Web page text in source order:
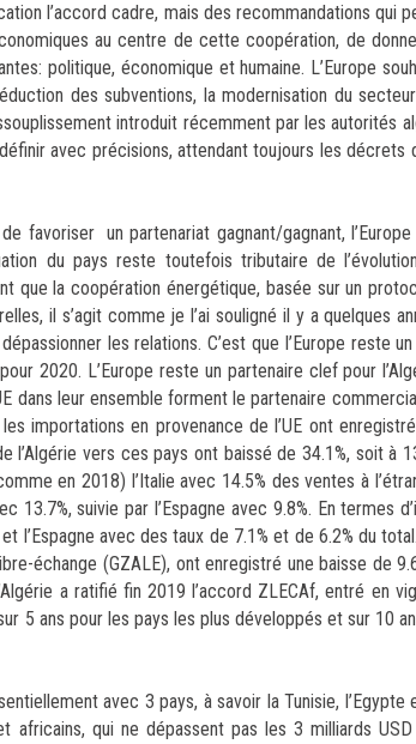
l’accord cadre, mais des recommandations qui
au centre de cette coopération, de
politique, économique et humaine. L’Europe
des subventions, la modernisation du
introduit récemment par les autorités
avec précisions, attendant toujours les décrets
favoriser un partenariat gagnant/gagnant,
du pays reste toutefois tributaire de
que la coopération énergétique, basée sur un
il s’agit comme je l’ai souligné il y a quelques
les relations. C’est que l’Europe reste
2020. L’Europe reste un partenaire clef pour
dans leur ensemble forment le partenaire
importations en provenance de l’UE ont
vers ces pays ont baissé de 34.1%, soit à
en 2018) l’Italie avec 14.5% des ventes à
suivie par l’Espagne avec 9.8%. En termes
l’Espagne avec des taux de 7.1% et de 6.2% du
échange (GZALE), ont enregistré une baisse de
a ratifié fin 2019 l’accord ZLECAf, entré en
5 ans pour les pays les plus développés et sur 10
avec 3 pays, à savoir la Tunisie, l’Egypte
africains, qui ne dépassent pas les 3 milliards